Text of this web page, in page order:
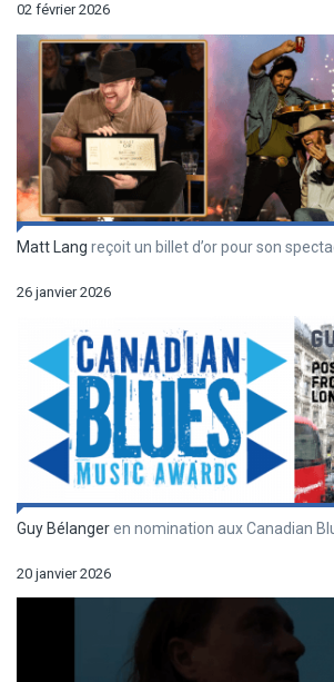
02 février 2026
Matt Lang reçoit un billet d’or pour son
26 janvier 2026
Guy Bélangeren nomination aux Canadian
20 janvier 2026